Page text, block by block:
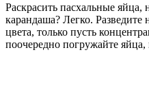
Раскрасить пасхальные яйца,
карандаша? Легко. Разведите
цвета, только пусть
поочередно погружайте